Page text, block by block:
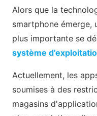
Alors que la
smartphone émerge,
plus importante se
système
Actuellement, les
soumises à des
magasins